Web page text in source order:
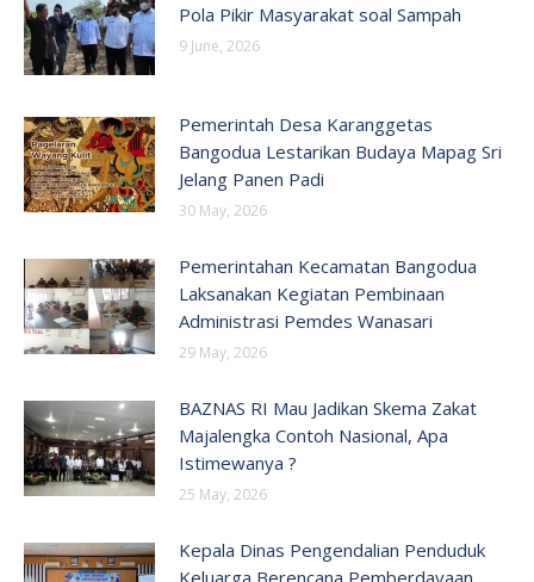
Pola Pikir Masyarakat soal Sampah
9 June, 2026
Pemerintah Desa Karanggetas
Bangodua Lestarikan Budaya Mapag Sri
Jelang Panen Padi
30 May, 2026
Pemerintahan Kecamatan Bangodua
Laksanakan Kegiatan Pembinaan
Administrasi Pemdes Wanasari
29 May, 2026
BAZNAS RI Mau Jadikan Skema Zakat
Majalengka Contoh Nasional, Apa
Istimewanya ?
25 May, 2026
Kepala Dinas Pengendalian Penduduk
Keluarga Berencana Pemberdayaan